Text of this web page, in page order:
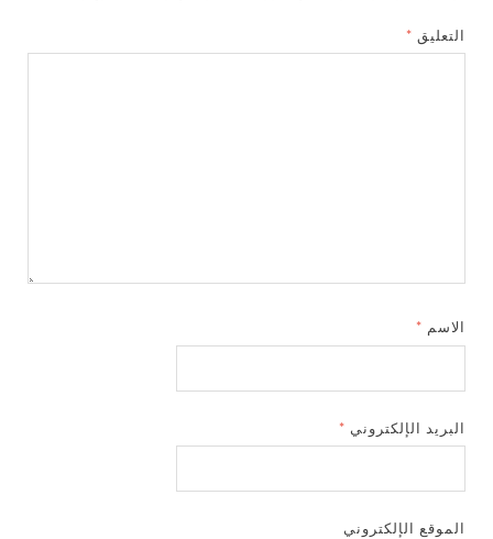
التعليق *
الاسم *
البريد الإلكتروني *
الموقع الإلكتروني